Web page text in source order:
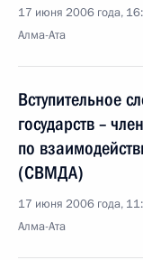
17 июня 2006 года,
Алма-Ата
Вступительное
государств –
по
(СВМДА)
17 июня 2006 года,
Алма-Ата